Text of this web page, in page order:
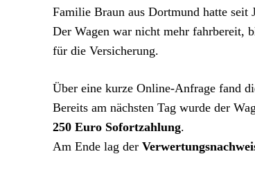
Familie Braun aus Dortmund hatte seit
Der Wagen war nicht mehr fahrbereit,
für die Versicherung.
Über eine kurze Online-Anfrage fand
Bereits am nächsten Tag wurde der
250 Euro Sofortzahlung.
Am Ende lag der